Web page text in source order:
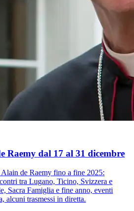
Raemy dal 17 al 31 dicembre
de Raemy fino a fine 2025:
tra Lugano, Ticino, Svizzera e
Sacra Famiglia e fine anno, eventi
alcuni trasmessi in diretta.